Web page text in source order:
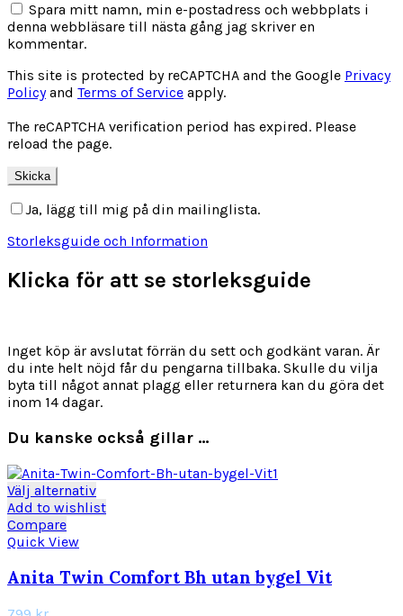
Spara mitt namn, min e-postadress och webbplats i
denna webbläsare till nästa gång jag skriver en
kommentar.
This site is protected by reCAPTCHA and the Google Privacy
Policyand Terms of Service apply.
The reCAPTCHA verification period has expired. Please
reload the page.
Ja, lägg till mig på din mailinglista.
Storleksguide och Information
Klicka för att se storleksguide
Inget köp är avslutat förrän du sett och godkänt varan. Är
du inte helt nöjd får du pengarna tillbaka. Skulle du vilja
byta till något annat plagg eller returnera kan du göra det
inom 14 dagar.
Du kanske också gillar …
Välj alternativDen
här
varianter.
Add to wishlist
Compare
Quick View
Anita Twin Comfort Bh utan bygel Vit